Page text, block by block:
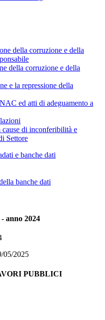
della corruzione e della
della corruzione e della
e la repressione della
ed atti di adeguamento a
di inconferibilità e
Settore
e banche dati
banche dati
anno 2024
05/2025
PUBBLICI